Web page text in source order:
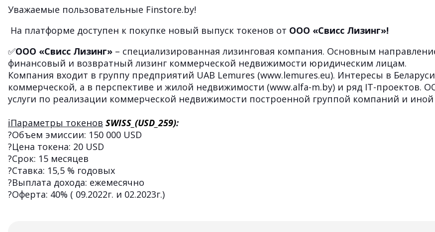
Уважаемые пользовательные Finstore.by!
На платформе доступен к покупке новый выпуск токенов от ООО «Свисс Лизинг»!
✅ООО «Свисс Лизинг» – специализированная лизинговая компания. Основным
финансовый и возвратный лизинг коммерческой недвижимости юридическим лицам.
Компания входит в группу предприятий UAB Lemures (www.lemures.eu). Интересы в
коммерческой, а в перспективе и жилой недвижимости (www.alfa-m.by) и ряд IT-проектов.
услуги по реализации коммерческой недвижимости построенной группой компаний и
ℹ️Параметры токенов SWISS_(USD_259):
?Объем эмиссии: 150 000 USD
?Цена токена: 20 USD
?Срок: 15 месяцев
?Ставка: 15,5 % годовых
?Выплата дохода: ежемесячно
?Оферта: 40% ( 09.2022г. и 02.2023г.)